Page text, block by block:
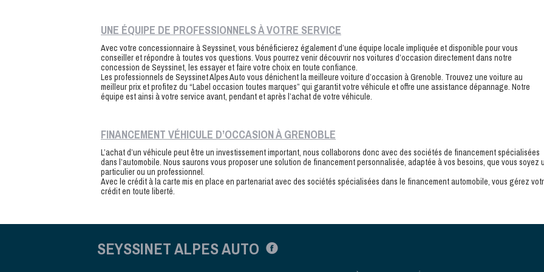
UNE ÉQUIPE DE PROFESSIONNELS À VOTRE SERVICE
Avec votre concessionnaire à Seyssinet, vous bénéficierez également d’une équipe locale impliquée et disponible pour vous
conseiller et répondre à toutes vos questions. Vous pourrez venir découvrir nos voitures d’occasion directement dans notre
concession de Seyssinet, les essayer et faire votre choix en toute confiance.
Les professionnels de Seyssinet Alpes Auto vous dénichent la meilleure voiture d’occasion à Grenoble. Trouvez une voiture au
meilleur prix et profitez du “Label occasion toutes marques” qui garantit votre véhicule et offre une assistance dépannage. Notre
équipe est ainsi à votre service avant, pendant et après l’achat de votre véhicule.
FINANCEMENT VÉHICULE D’OCCASION À GRENOBLE
L’achat d’un véhicule peut être un investissement important, nous collaborons donc avec des sociétés de financement spécialisées
dans l’automobile. Nous saurons vous proposer une solution de financement personnalisée, adaptée à vos besoins, que vous soyez
particulier ou un professionnel.
Avec le crédit à la carte mis en place en partenariat avec des sociétés spécialisées dans le financement automobile, vous gérez
crédit en toute liberté.
SEYSSINET ALPES AUTO